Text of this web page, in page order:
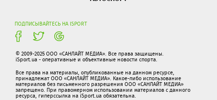
ПОДПИСЫВАЙТЕСЬ НА ISPORT
© 2009-2025 ООО «САНЛАЙТ МЕДИА». Все права защищены.
iSport.ua - оперативные и объективные новости спорта.
Все права на материалы, опубликованные на данном ресурсе,
принадлежат ООО «САНЛАЙТ МЕДИА». Какое-либо использование
материалов без письменного разрешения ООО «САНЛАЙТ МЕДИА»
запрещено. При правомерном использовании материалов с данного
ресурса, гиперссылка на iSport.ua обязательна.